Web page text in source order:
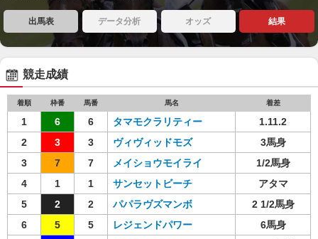
出馬表 データ分析 オッズ 結果
競走成績
着順 枠番 馬番 馬名 着差
1 6 6 タマモクラリティー
1.11.2
2
3 3 ヴィヴィッドモズ
3馬身
3
7 7 メイショウモイライ
1/2馬身
4
1 1 サンセットビーチ
アタマ
5
2 2 パパラヴズマンボ
2 1/2馬身
6
5 5 レジェンドパワー
6馬身